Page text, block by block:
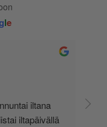
le
eri
olevan